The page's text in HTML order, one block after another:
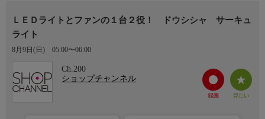
ＬＥＤライトとファンの１台２役！ ドウシシャ サーキュ
ライト
8月9日(日) 05:00〜06:00
Ch.200
ショップチャンネル